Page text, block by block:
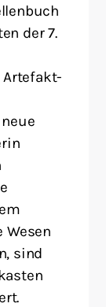
der 7.
Artefakt-
Wesen
sind